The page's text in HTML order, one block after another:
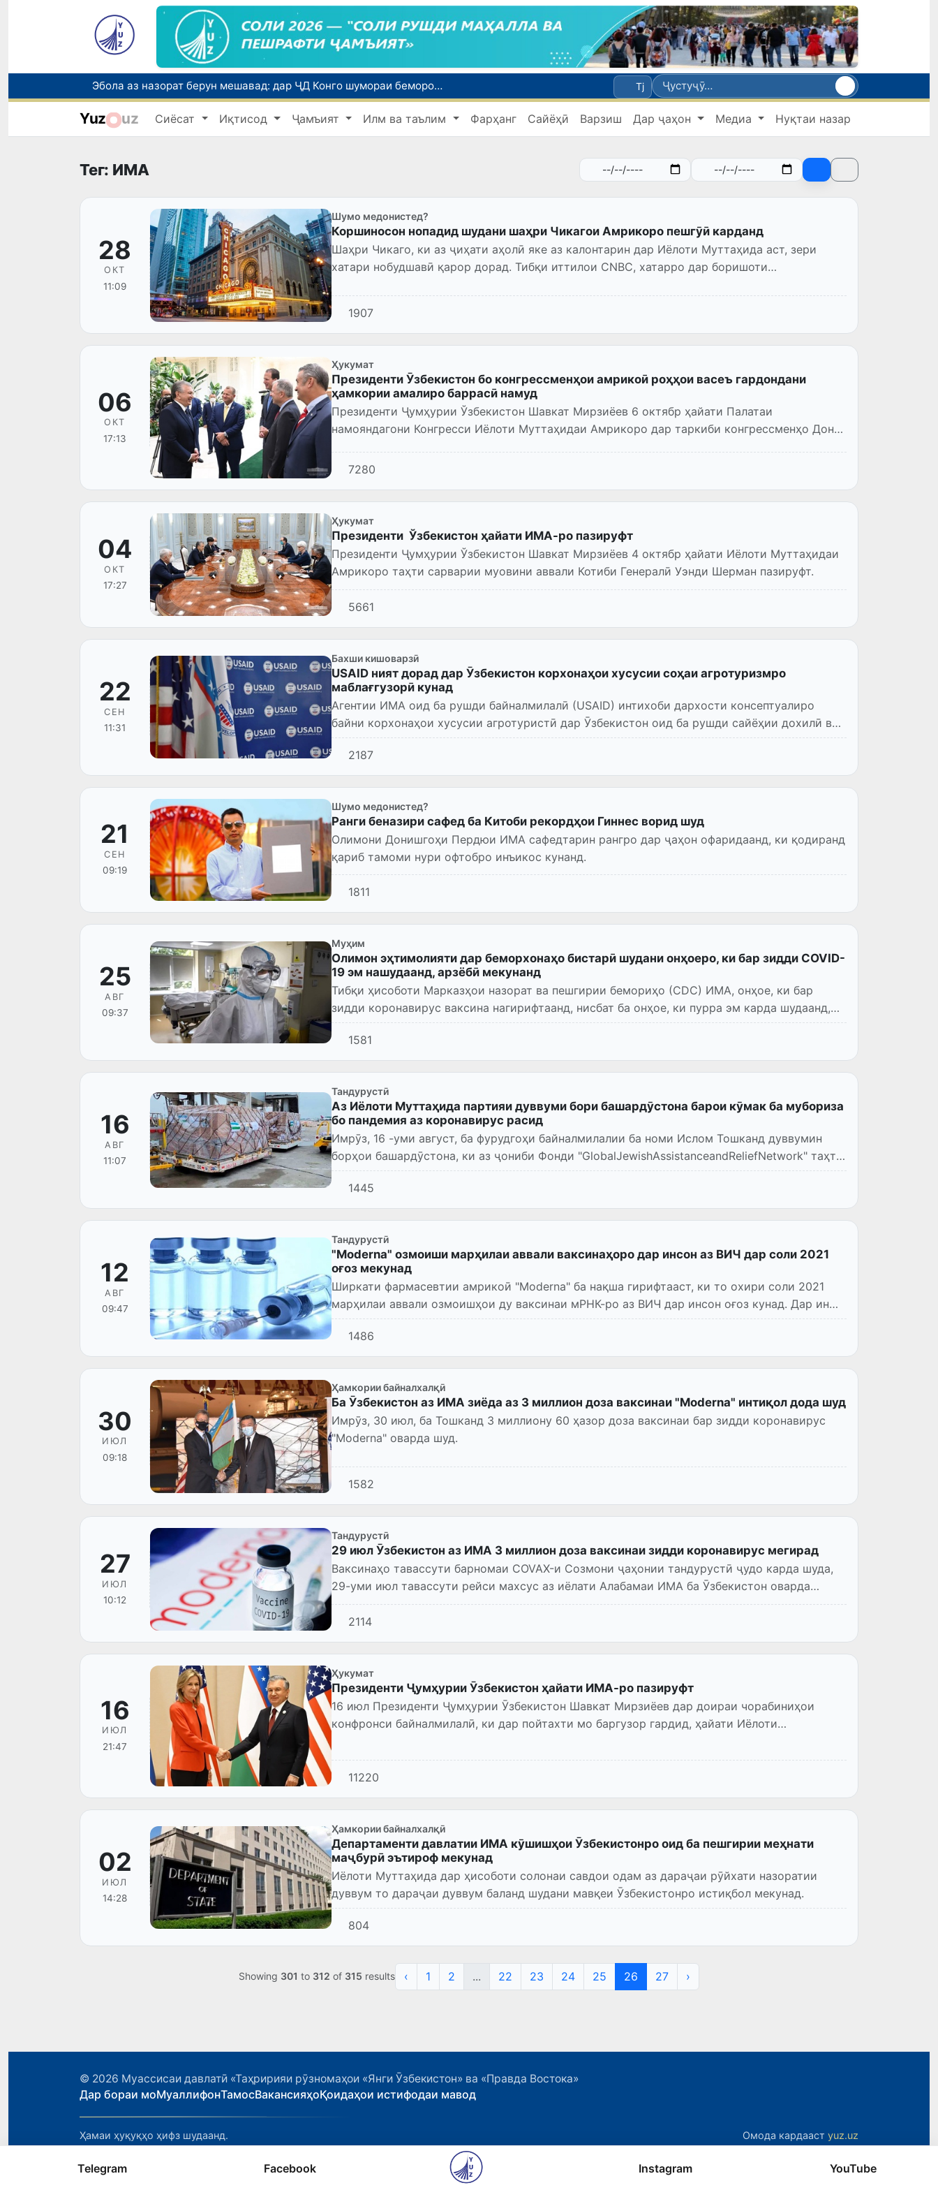
Эбола аз назорат берун мешавад: дар ҶД Конго шумораи беморон дар як ҳафта ду баробар афзуд, СУТ бонги хатар мезанад
Дар моҳи июл дар Ӯзбекистон нархи маҳсулоти озуқаворӣ коҳиш ёфт, аммо баъзе молу хидматрасониҳо гарон шуданд
Дар Сенат тадбирҳои беҳтар намудани мавқеи Ӯзбекистон дар рейтингҳо ва индексҳои байналмилалӣ баррасӣ шуданд
Tj
Yuz uz Сиёсат Иқтисод Ҷамъият Илм ва таълим Фарҳанг Сайёҳӣ Варзиш Дар ҷаҳон Медиа Нуқтаи назар
Тег: ИМА
28
ОКТ
11:09
Шумо медонистед?
Коршиносон нопадид шудани шаҳри Чикагои Амрикоро пешгӯӣ карданд
Шаҳри Чикаго, ки аз ҷиҳати аҳолӣ яке аз калонтарин дар Иёлоти Муттаҳида аст, зери
хатари нобудшавӣ қарор дорад. Тибқи иттилои CNBC, хатарро дар боришоти
1907
06
ОКТ
17:13
Ҳукумат
Президенти Ӯзбекистон бо конгрессменҳои амрикоӣ роҳҳои васеъ гардондани
ҳамкории амалиро баррасӣ намуд
Президенти Ҷумҳурии Ўзбекистон Шавкат Мирзиёев 6 октябр ҳайати Палатаи
намояндагони Конгресси Иёлоти Муттаҳидаи Амрикоро дар таркиби конгрессменҳо Дон
7280
04
ОКТ
17:27
Ҳукумат
Президенти Ўзбекистон ҳайати ИМА-ро пазируфт
Президенти Ҷумҳурии Ўзбекистон Шавкат Мирзиёев 4 октябр ҳайати Иёлоти Муттаҳидаи
Амрикоро таҳти сарварии муовини аввали Котиби Генералӣ Уэнди Шерман пазируфт.
5661
22
СЕН
11:31
Бахши кишоварзӣ
USAID ният дорад дар Ӯзбекистон корхонаҳои хусусии соҳаи агротуризмро
маблағгузорӣ кунад
Агентии ИМА оид ба рушди байналмилалӣ (USAID) интихоби дархости консептуалиро
байни корхонаҳои хусусии агротуристӣ дар Ӯзбекистон оид ба рушди сайёҳии дохилӣ ва
минтақавӣ эълон кар...
2187
21
СЕН
09:19
Шумо медонистед?
Ранги беназири сафед ба Китоби рекордҳои Гиннес ворид шуд
Олимони Донишгоҳи Пердюи ИМА сафедтарин рангро дар ҷаҳон офаридаанд, ки қодиранд
қариб тамоми нури офтобро инъикос кунанд.
1811
25
АВГ
09:37
Муҳим
Олимон эҳтимолияти дар беморхонаҳо бистарӣ шудани онҳоеро, ки бар зидди COVID-
19 эм нашудаанд, арзёбӣ мекунанд
Тибқи ҳисоботи Марказҳои назорат ва пешгирии бемориҳо (CDC) ИМА, онҳое, ки бар
зидди коронавирус ваксина нагирифтаанд, нисбат ба онҳое, ки пурра эм карда шудаанд,
имконияти 29 маро...
1581
16
АВГ
11:07
Тандурустӣ
Аз Иёлоти Муттаҳида партияи дуввуми бори башардӯстона барои кӯмак ба мубориза
бо пандемия аз коронавирус расид
Имрӯз, 16 -уми август, ба фурудгоҳи байналмилалии ба номи Ислом Тошканд дуввумин
борҳои башардӯстона, ки аз ҷониби Фонди "GlobalJewishAssistanceandReliefNetwork" таҳти
сарпарастии...
1445
12
АВГ
09:47
Тандурустӣ
"Moderna" озмоиши марҳилаи аввали ваксинаҳоро дар инсон аз ВИЧ дар соли 2021
оғоз мекунад
Ширкати фармасевтии амрикоӣ "Moderna" ба нақша гирифтааст, ки то охири соли 2021
марҳилаи аввали озмоишҳои ду ваксинаи мРНК-ро аз ВИЧ дар инсон оғоз кунад. Дар ин
бора дар вебсайти...
1486
30
ИЮЛ
09:18
Ҳамкории байналхалқӣ
Ба Ӯзбекистон аз ИМА зиёда аз 3 миллион доза ваксинаи "Moderna" интиқол дода шуд
Имрӯз, 30 июл, ба Тошканд 3 миллиону 60 ҳазор доза ваксинаи бар зидди коронавирус
"Moderna" оварда шуд.
1582
27
ИЮЛ
10:12
Тандурустӣ
29 июл Ӯзбекистон аз ИМА 3 миллион доза ваксинаи зидди коронавирус мегирад
Ваксинаҳо тавассути барномаи COVAX-и Созмони ҷаҳонии тандурустӣ ҷудо карда шуда,
29-уми июл тавассути рейси махсус аз иёлати Алабамаи ИМА ба Ӯзбекистон оварда
мешаванд.
2114
16
ИЮЛ
21:47
Ҳукумат
Президенти Ҷумҳурии Ӯзбекистон ҳайати ИМА-ро пазируфт
16 июл Президенти Ҷумҳурии Ӯзбекистон Шавкат Мирзиёев дар доираи чорабиниҳои
конфронси байналмилалӣ, ки дар пойтахти мо баргузор гардид, ҳайати Иёлоти
11220
02
ИЮЛ
14:28
Ҳамкории байналхалқӣ
Департаменти давлатии ИМА кӯшишҳои Ӯзбекистонро оид ба пешгирии меҳнати
маҷбурӣ эътироф мекунад
Иёлоти Муттаҳида дар ҳисоботи солонаи савдои одам аз дараҷаи рӯйхати назоратии
дуввум то дараҷаи дуввум баланд шудани мавқеи Ӯзбекистонро истиқбол мекунад.
804
Showing 301 to 312 of 315 results ‹ 1 2 ... 22 23 24 25 26 27 ›
© 2026 Муассисаи давлатӣ «Таҳририяи рӯзномаҳои «Янги Ӯзбекистон» ва «Правда Востока»
Дар бораи моМуаллифонТамосВакансияҳоҚоидаҳои истифодаи мавод
Ҳамаи ҳуқуқҳо ҳифз шудаанд. Омода кардааст yuz.uz
Telegram Facebook Instagram YouTube